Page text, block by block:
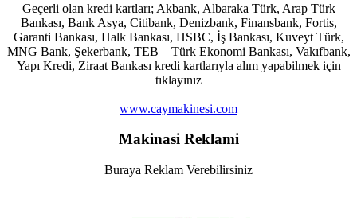
Geçerli olan kredi kartları; Akbank, Albaraka Türk, Arap Türk
Bankası, Bank Asya, Citibank, Denizbank, Finansbank, Fortis,
Garanti Bankası, Halk Bankası, HSBC, İş Bankası, Kuveyt Türk,
MNG Bank, Şekerbank, TEB – Türk Ekonomi Bankası, Vakıfbank,
Yapı Kredi, Ziraat Bankası kredi kartlarıyla alım yapabilmek için
tıklayınız
www.caymakinesi.com
Makinasi Reklami
Buraya Reklam Verebilirsiniz